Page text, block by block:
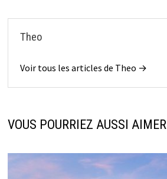
Theo
Voir tous les articles de Theo →
VOUS POURRIEZ AUSSI AIMER